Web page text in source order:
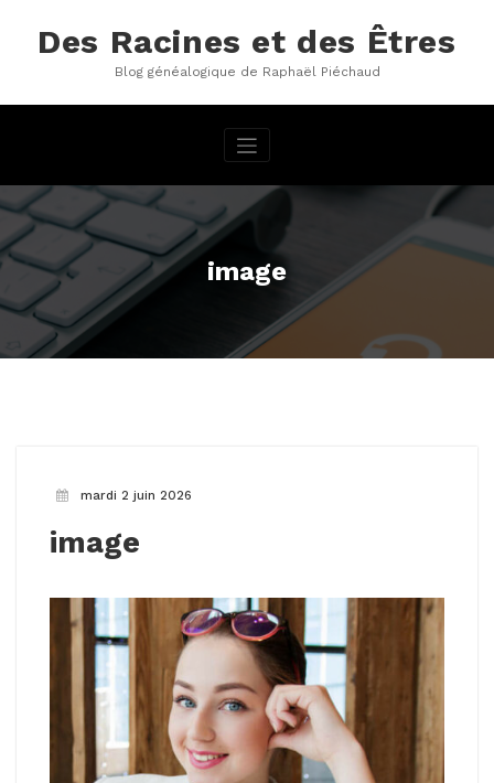
contenuDes Racines et des Êtres
Blog généalogique de Raphaël Piéchaud
image
mardi 2 juin 2026
image